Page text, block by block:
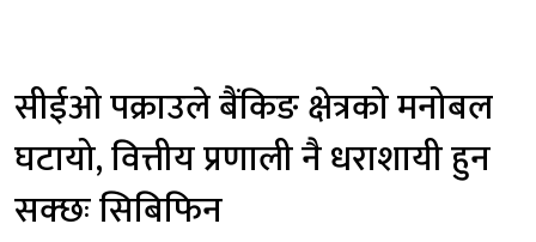
सीईओ पक्राउले बैंकिङ क्षेत्रको मनोबल
घटायो, वित्तीय प्रणाली नै धराशायी हुन
सक्छः सिबिफिन